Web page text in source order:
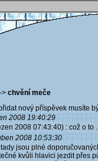
chvění meče
nový příspěvek musíte
2008 19:40:29
2008 07:43:40) : což o
2008 10:53:30
jsou plné
kvůli hlavici jezdit přes